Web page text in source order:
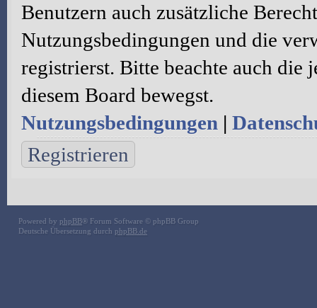
Benutzern auch zusätzliche
Nutzungsbedingungen und die
registrierst. Bitte beachte auch
diesem Board bewegst.
Nutzungsbedingungen |
Registrieren
Powered by phpBB® Forum Software © phpBB Group
Deutsche Übersetzung durch phpBB.de